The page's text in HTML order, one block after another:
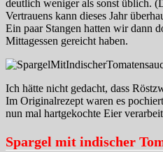
deutlich weniger als sonst üblich.
Vertrauens kann dieses Jahr
Ein paar Stangen hatten wir dann
Mittagessen gereicht haben.
Ich hätte nicht gedacht, dass
Im Originalrezept waren es
nun mal hartgekochte Eier
Spargel mit indischer